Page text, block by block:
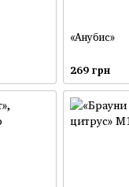
«Анубис»
269 грн